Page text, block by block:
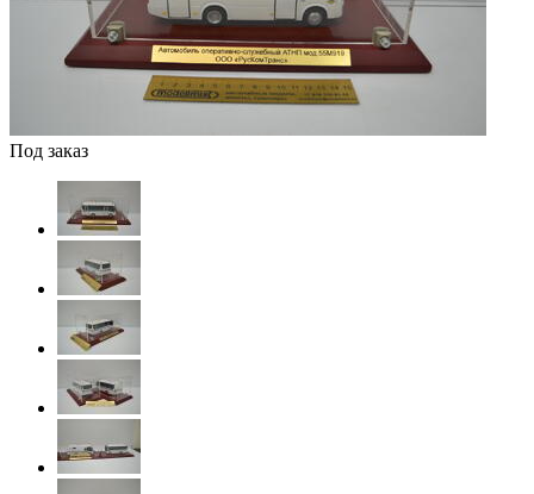
Под заказ